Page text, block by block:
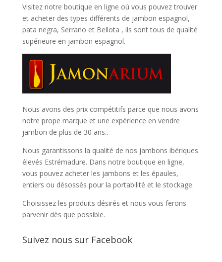
Visitez notre boutique en ligne où vous pouvez trouver
et acheter des types différents de jambon espagnol,
pata negra, Serrano et Bellota , ils sont tous de qualité
supérieure en jambon espagnol.
Nous avons des prix compétitifs parce que nous avons
notre prope marque et une expérience en vendre
jambon de plus de 30 ans..
Nous garantissons la qualité de nos jambons ibériques
élevés Estrémadure. Dans notre boutique en ligne,
vous pouvez acheter les jambons et les épaules,
entiers ou désossés pour la portabilité et le stockage.
Choisissez les produits désirés et nous vous ferons
parvenir dès que possible.
Suivez nous sur Facebook